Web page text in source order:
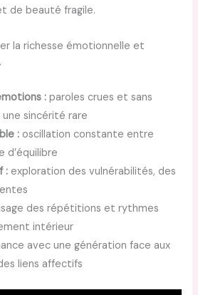
de beauté fragile.
la richesse émotionnelle et
: paroles crues et sans
sincérité rare
: oscillation constante entre
d’équilibre
: exploration des vulnérabilités, des
des répétitions et rythmes
intérieur
avec une génération face aux
liens affectifs